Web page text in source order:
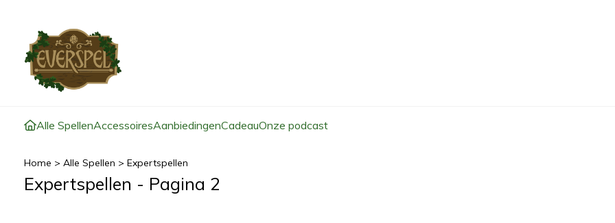
Alle SpellenAccessoiresAanbiedingenCadeauOnze podcast
Home > Alle Spellen > Expertspellen
Expertspellen - Pagina 2